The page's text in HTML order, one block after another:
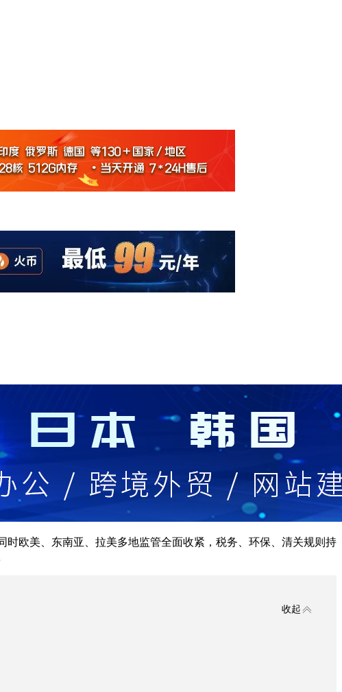
欧美、东南亚、拉美多地监管全面收紧，税务、环保、清关规则持
收起